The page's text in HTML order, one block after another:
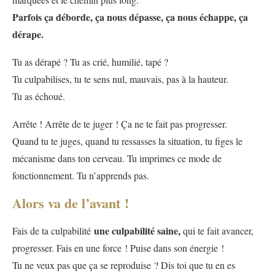
Parfois ça déborde, ça nous dépasse, ça nous échappe, ça
dérape.
Tu as dérapé ? Tu as crié, humilié, tapé ?
Tu culpabilises, tu te sens nul, mauvais, pas à la hauteur.
Tu as échoué.
Arrête ! Arrête de te juger ! Ça ne te fait pas progresser.
Quand tu te juges, quand tu ressasses la situation, tu figes le
mécanisme dans ton cerveau. Tu imprimes ce mode de
fonctionnement. Tu n’apprends pas.
Alors va de l’avant !
Fais de ta culpabilité une culpabilité saine,qui te fait avancer,
progresser. Fais en une force ! Puise dans son énergie !
Tu ne veux pas que ça se reproduise ? Dis toi que tu en es